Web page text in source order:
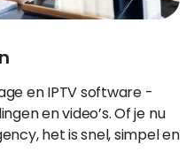
en IPTV software -
en video’s. Of je nu
het is snel, simpel en